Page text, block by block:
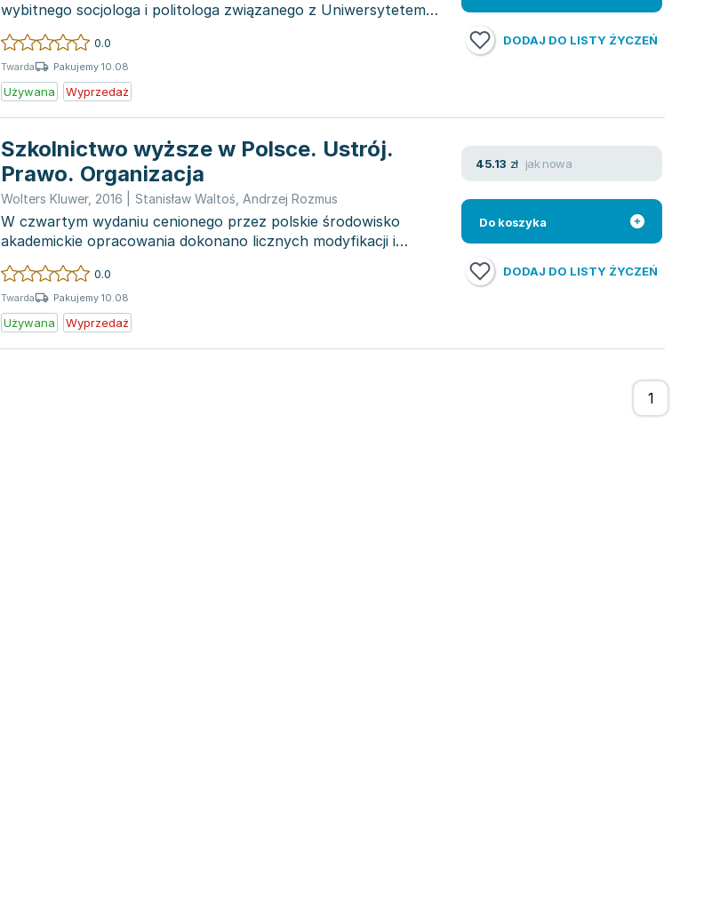
wybitnego socjologa i politologa związanego z Uniwersytetem
Warszawskim oraz...
0.0
Twarda Pakujemy 10.08
Używana Wyprzedaż
DODAJ DO LISTY ŻYCZEŃ
Szkolnictwo wyższe w Polsce. Ustrój.
Prawo. Organizacja
Wolters Kluwer, 2016 Stanisław Waltoś Andrzej Rozmus
W czwartym wydaniu cenionego przez polskie środowisko
akademickie opracowania dokonano licznych modyfikacji i
aktualizacji, a takż...
0.0
Twarda Pakujemy 10.08
Używana Wyprzedaż
45.13 zł jak nowa
Do koszyka
DODAJ DO LISTY ŻYCZEŃ